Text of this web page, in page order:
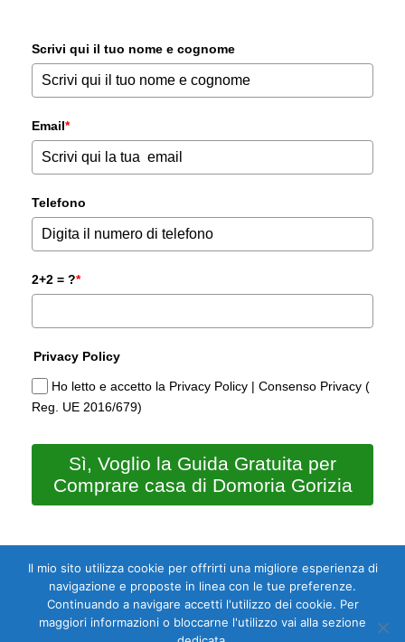
Scrivi qui il tuo nome e cognome
Email*
Telefono
2+2 = ?*
Privacy Policy
Ho letto e accetto la Privacy Policy | Consenso Privacy (
Reg. UE 2016/679)
Sì, Voglio la Guida Gratuita per
Comprare casa di Domoria Gorizia
Il mio sito utilizza cookie per offrirti una migliore esperienza di
navigazione e proposte in linea con le tue preferenze.
Continuando a navigare accetti l'utilizzo dei cookie. Per
maggiori informazioni o bloccarne l'utilizzo vai alla sezione